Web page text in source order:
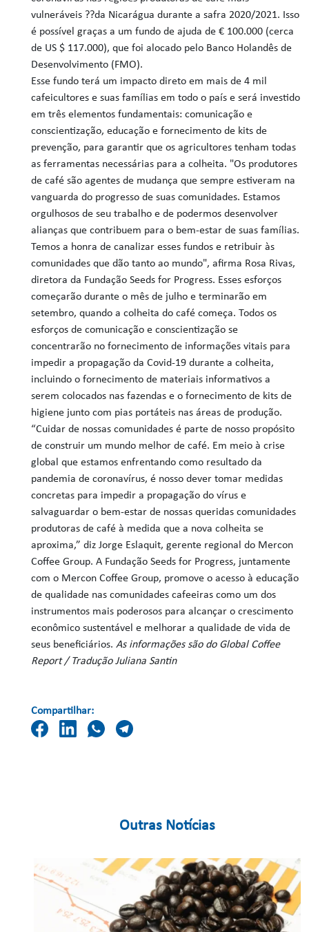
vulneráveis ??da Nicarágua durante a safra 2020/2021. Isso
é possível graças a um fundo de ajuda de € 100.000 (cerca
de US $ 117.000), que foi alocado pelo Banco Holandês de
Desenvolvimento (FMO).
Esse fundo terá um impacto direto em mais de 4 mil
cafeicultores e suas famílias em todo o país e será investido
em três elementos fundamentais: comunicação e
conscientização, educação e fornecimento de kits de
prevenção, para garantir que os agricultores tenham todas
as ferramentas necessárias para a colheita. "Os produtores
de café são agentes de mudança que sempre estiveram na
vanguarda do progresso de suas comunidades. Estamos
orgulhosos de seu trabalho e de podermos desenvolver
alianças que contribuem para o bem-estar de suas famílias.
Temos a honra de canalizar esses fundos e retribuir às
comunidades que dão tanto ao mundo", afirma Rosa Rivas,
diretora da Fundação Seeds for Progress. Esses esforços
começarão durante o mês de julho e terminarão em
setembro, quando a colheita do café começa. Todos os
esforços de comunicação e conscientização se
concentrarão no fornecimento de informações vitais para
impedir a propagação da Covid-19 durante a colheita,
incluindo o fornecimento de materiais informativos a
serem colocados nas fazendas e o fornecimento de kits de
higiene junto com pias portáteis nas áreas de produção.
“Cuidar de nossas comunidades é parte de nosso propósito
de construir um mundo melhor de café. Em meio à crise
global que estamos enfrentando como resultado da
pandemia de coronavírus, é nosso dever tomar medidas
concretas para impedir a propagação do vírus e
salvaguardar o bem-estar de nossas queridas comunidades
produtoras de café à medida que a nova colheita se
aproxima,” diz Jorge Eslaquit, gerente regional do Mercon
Coffee Group. A Fundação Seeds for Progress, juntamente
com o Mercon Coffee Group, promove o acesso à educação
de qualidade nas comunidades cafeeiras como um dos
instrumentos mais poderosos para alcançar o crescimento
econômico sustentável e melhorar a qualidade de vida de
seus beneficiários.As informações são do Global Coffee
Report / Tradução Juliana Santin
Compartilhar:
Outras Notícias